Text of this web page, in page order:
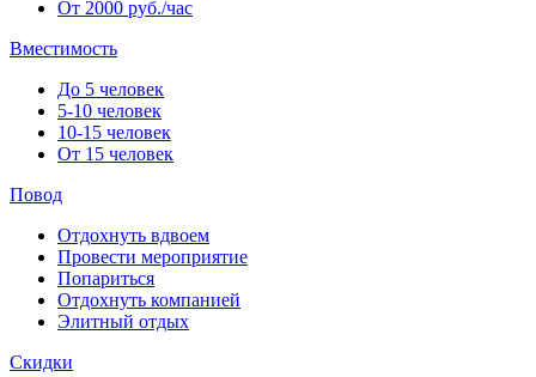
От 2000 руб./час
Вместимость
До 5 человек
5-10 человек
10-15 человек
От 15 человек
Повод
Отдохнуть вдвоем
Провести мероприятие
Попариться
Отдохнуть компанией
Элитный отдых
Скидки